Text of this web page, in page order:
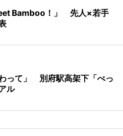
Bamboo！」 先人×若手
って」 別府駅高架下「べっ
ル